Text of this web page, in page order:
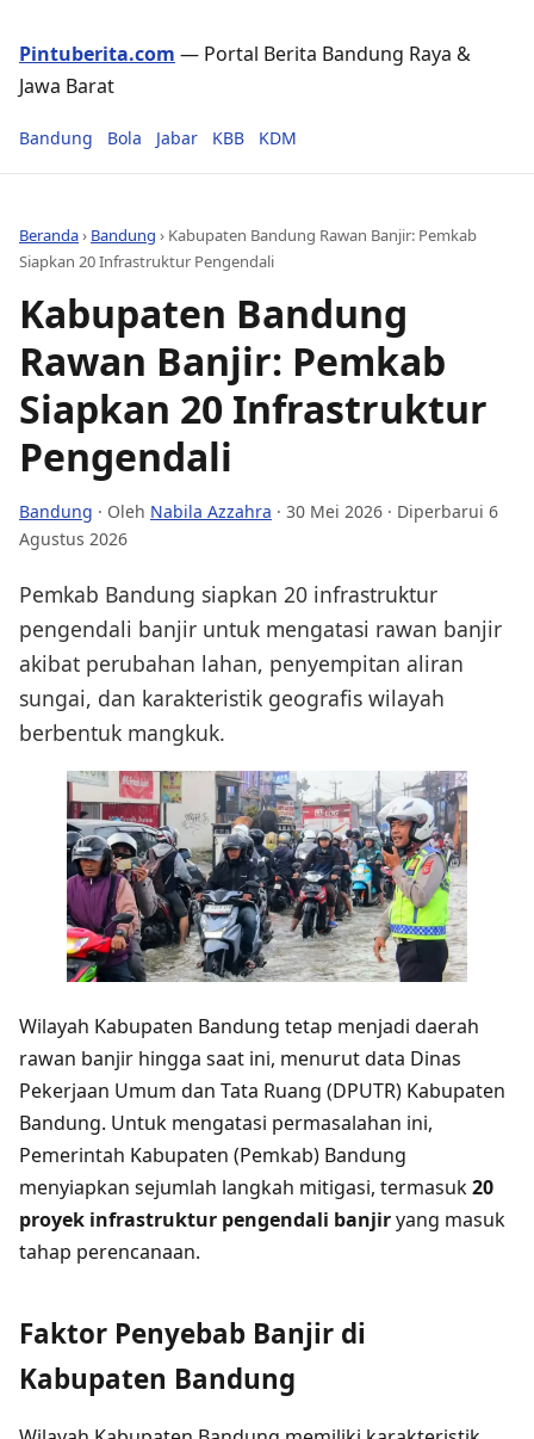
Pintuberita.com — Portal Berita Bandung Raya &
Jawa Barat
Bandung Bola Jabar KBB KDM
Beranda› Bandung › Kabupaten Bandung Rawan Banjir: Pemkab
Siapkan 20 Infrastruktur Pengendali
Kabupaten Bandung
Rawan Banjir: Pemkab
Siapkan 20 Infrastruktur
Pengendali
Bandung · Oleh Nabila Azzahra · 30 Mei 2026 · Diperbarui 6
Agustus 2026
Pemkab Bandung siapkan 20 infrastruktur
pengendali banjir untuk mengatasi rawan banjir
akibat perubahan lahan, penyempitan aliran
sungai, dan karakteristik geografis wilayah
berbentuk mangkuk.
Wilayah Kabupaten Bandung tetap menjadi daerah
rawan banjir hingga saat ini, menurut data Dinas
Pekerjaan Umum dan Tata Ruang (DPUTR) Kabupaten
Bandung. Untuk mengatasi permasalahan ini,
Pemerintah Kabupaten (Pemkab) Bandung
menyiapkan sejumlah langkah mitigasi, termasuk20
proyek infrastruktur pengendali banjiryang masuk
tahap perencanaan.
Faktor Penyebab Banjir di
Kabupaten Bandung